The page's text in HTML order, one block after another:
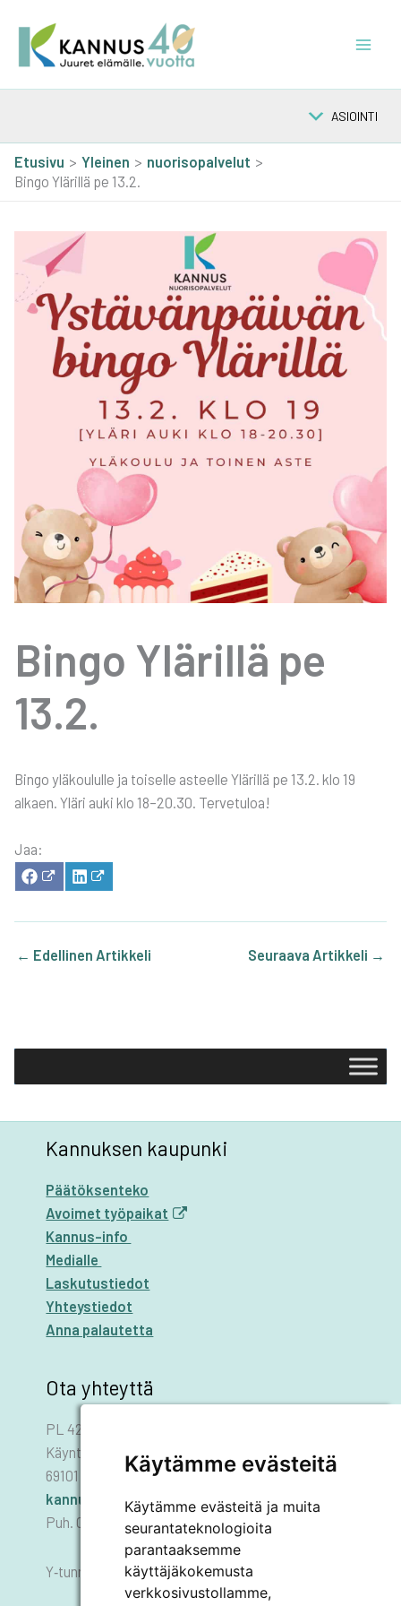
Käytämme evästeitä
Käytämme evästeitä ja muita
seurantateknologioita
parantaaksemme
käyttäjäkokemusta
verkkosivustollamme,
sisältöön
ASIOINTI
Etusivu Yleinen
nuorisopalvelut
Bingo Ylärillä pe 13.2.
Bin­go Ylä­ril­lä pe
13.2.
Bin­go ylä­kou­lul­le ja toi­sel­le asteel­le Ylä­ril­lä pe 13.2. klo 19
alkaen. Ylä­ri auki klo 18–20.30. Ter­ve­tu­loa!
Jaa:
SHA­
RE
FACE­
SHA­
RE
LIN­
← Edellinen Artikkeli Seuraava Artikkeli →
Kannuksen kaupunki
Päätöksenteko
Avoimet työpaikat
Kannus-info
Medialle
Laskutustiedot
Yhteystiedot
Anna palautetta
Ota yhteyttä
PL 42
Käyntiosoite: Asematie 1
69101 KANNUS
kannus.kaupunki@kannus.ﬁ
Puh. 06 8745 111
Y‑tunnus 0178455–6